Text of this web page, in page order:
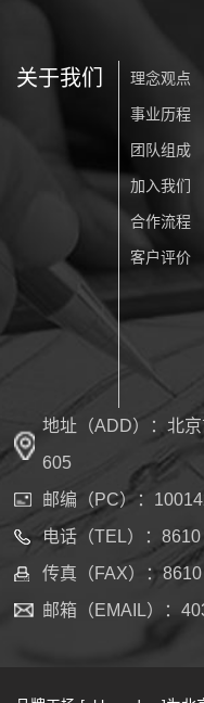
与好感度。
时，会感受到设计师
获得多种创意成果”
还能给予客户贵宾般
中拥有充分的主动权
关于我们 理念观点
事业历程
团队组成
加入我们
合作流程
客户评价
地址（ADD）：北
605
邮编（PC）：
电话（TEL）：
传真（FAX）：
邮箱（EMAIL）：